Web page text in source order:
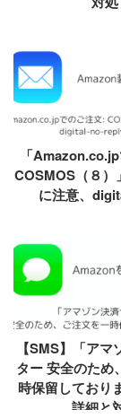
「
COSMOS（８）
に注意、
【SMS】「ア
ター 安全のため
時保留しており
詳細と